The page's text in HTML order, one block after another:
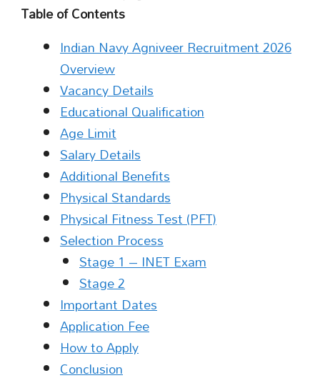
Table of Contents
Indian Navy Agniveer Recruitment 2026
Overview
Vacancy Details
Educational Qualification
Age Limit
Salary Details
Additional Benefits
Physical Standards
Physical Fitness Test (PFT)
Selection Process
Stage 1 – INET Exam
Stage 2
Important Dates
Application Fee
How to Apply
Conclusion